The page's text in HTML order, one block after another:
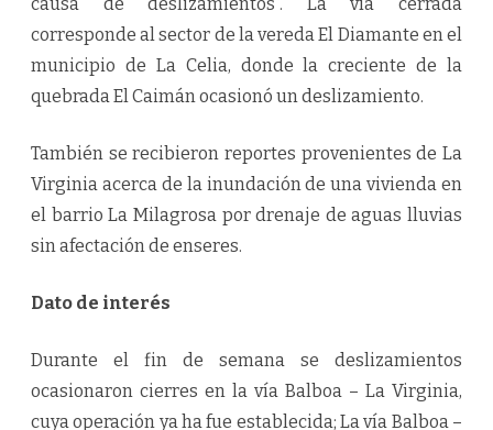
corresponde al sector de la vereda El Diamante en el
municipio de La Celia, donde la creciente de la
quebrada El Caimán ocasionó un deslizamiento.
También se recibieron reportes provenientes de La
Virginia acerca de la inundación de una vivienda en
el barrio La Milagrosa por drenaje de aguas lluvias
sin afectación de enseres.
Dato de interés
Durante el fin de semana se deslizamientos
ocasionaron cierres en la vía Balboa – La Virginia,
cuya operación ya ha fue establecida; La vía Balboa –